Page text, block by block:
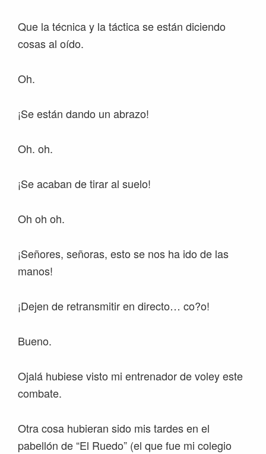
Que la técnica y la táctica se están diciendo
cosas al oído.
Oh.
¡Se están dando un abrazo!
Oh. oh.
¡Se acaban de tirar al suelo!
Oh oh oh.
¡Señores, señoras, esto se nos ha ido de las
manos!
¡Dejen de retransmitir en directo… co?o!
Bueno.
Ojalá hubiese visto mi entrenador de voley este
combate.
Otra cosa hubieran sido mis tardes en el
pabellón de “El Ruedo” (el que fue mi colegio